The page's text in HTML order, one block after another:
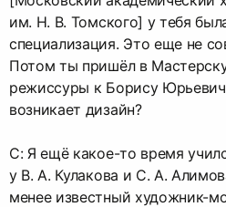
им. Н. В. Томского] у тебя
специализация. Это еще не
Потом ты пришёл в
режиссуры к Борису
возникает дизайн?
С: Я ещё какое-то время
у В. А. Кулакова и С. А.
менее известный художник-